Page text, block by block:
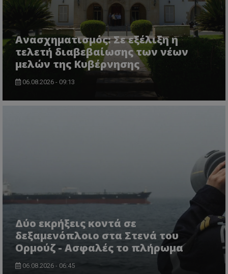
Ανασχηματισμός: Σε εξέλιξη η
τελετή διαβεβαίωσης των νέων
μελών της Κυβέρνησης
06.08.2026 - 09:13
Δύο εκρήξεις κοντά σε
δεξαμενόπλοιο στα Στενά του
Ορμούζ - Ασφαλές το πλήρωμα
06.08.2026 - 06:45
msToken .tiktok.com
CookieScriptConsent
CookieScript
www.tothemaonline.com